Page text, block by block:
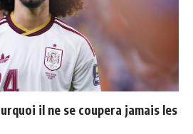
il ne se coupera jamais les